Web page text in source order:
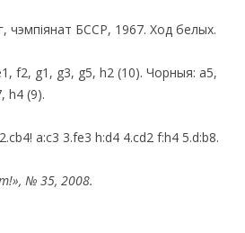
чэмпіянат БССР, 1967. Ход белых.
f2, g1, g3, g5, h2 (10). Чорныя: a5,
h4 (9).
a:c3 3.fe3 h:d4 4.cd2 f:h4 5.d:b8.
», № 35, 2008.